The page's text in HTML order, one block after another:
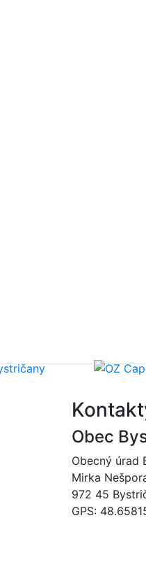
Obec
Obecný úrad
Mirka
972 45
GPS: